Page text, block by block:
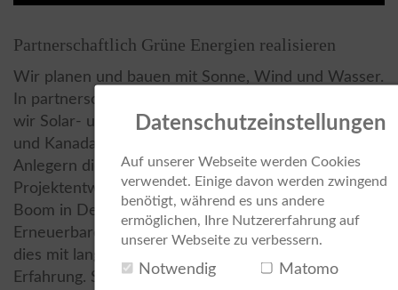
Partnerschaftlich Grüne Energien realisieren
Wir planen und bauen mit Sonne, Wind und Wasser.
In partnerschaftlicher Zusammenarbeit realisieren
wir Solar- und Windparks in Deutschland, Finnland
und Kanada. Und über Green Bonds bieten wir
Anlegern die Möglichkeit, in unsere
Projektentwicklung zu investieren – und am Solar-
Boom in Deutschland teilzuhaben. Wir verbinden so
Erneuerbare-Energien-Projekte mit Investoren, und
dies mit langjähriger, inzwischen 25-jähriger
Erfahrung. So entstehen gemeinsam solide,
Datenschutzeinstellungen
Auf unserer Webseite werden Cookies
verwendet. Einige davon werden zwingend
benötigt, während es uns andere
ermöglichen, Ihre Nutzererfahrung auf
unserer Webseite zu verbessern.
Notwendig Matomo